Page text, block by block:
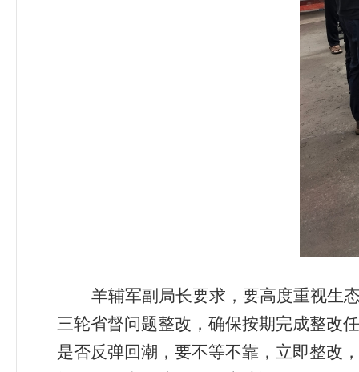
羊辅军副局长要求，要高度重视生
三轮省督问题整改，确保按期完成整改
是否反弹回潮，要不等不靠，立即整改